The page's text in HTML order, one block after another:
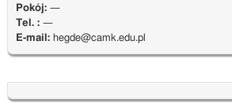
Pokój: —
Tel. : —
E-mail: hegde@camk.edu.pl